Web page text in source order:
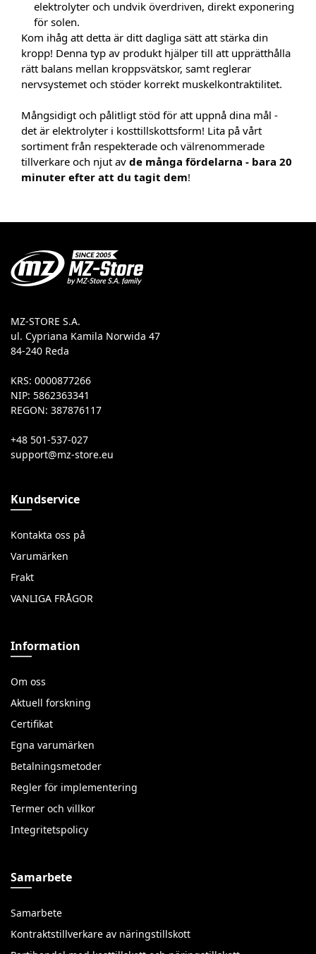
elektrolyter och undvik överdriven, direkt exponering
för solen.
Kom ihåg att detta är ditt dagliga sätt att stärka din
kropp! Denna typ av produkt hjälper till att upprätthålla
rätt balans mellan kroppsvätskor, samt reglerar
nervsystemet och stöder korrekt muskelkontraktilitet.
Mångsidigt och pålitligt stöd för att uppnå dina mål -
det är elektrolyter i kosttillskottsform! Lita på vårt
sortiment från respekterade och välrenommerade
tillverkare och njut av de många fördelarna - bara 20
minuter efter att du tagit dem!
MZ-STORE S.A.
ul. Cypriana Kamila Norwida 47
84-240 Reda
KRS: 0000877266
NIP: 5862363341
REGON: 387876117
+48 501-537-027
Kundservice
Kontakta oss på
Varumärken
Frakt
VANLIGA FRÅGOR
Information
Om oss
Aktuell forskning
Certifikat
Egna varumärken
Betalningsmetoder
Regler för implementering
Termer och villkor
Integritetspolicy
Samarbete
Samarbete
Kontraktstillverkare av näringstillskott